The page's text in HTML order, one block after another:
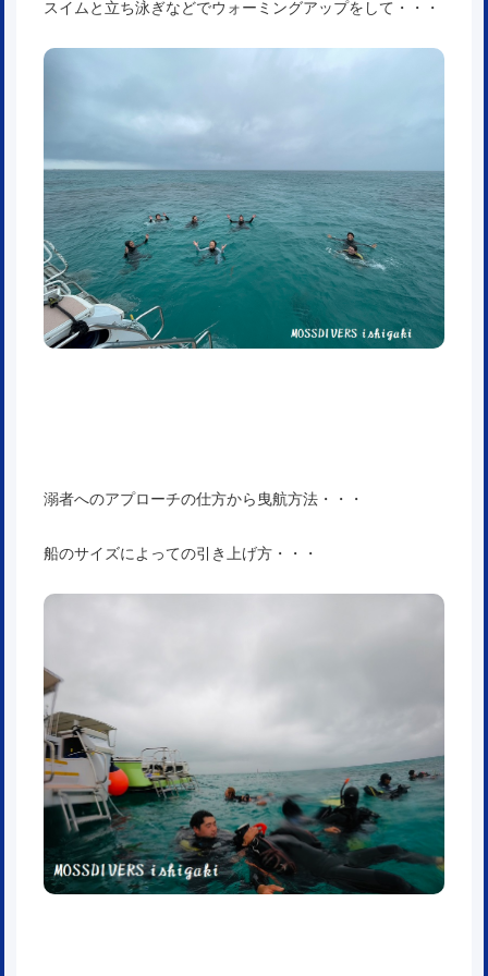
スイムと立ち泳ぎなどでウォーミングアップをして・・・
溺者へのアプローチの仕方から曳航方法・・・
船のサイズによっての引き上げ方・・・